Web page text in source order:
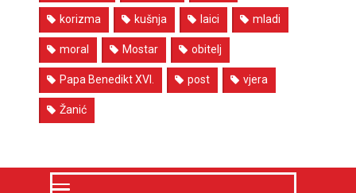
korizma kušnja laici mladi
moral Mostar obitelj
Papa Benedikt XVI. post vjera
Žanić